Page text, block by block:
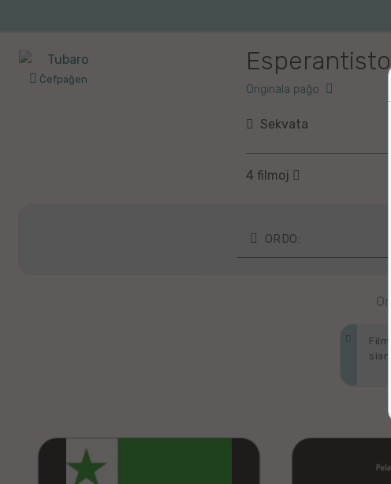
enhavo
Ĉefpaĝen
Originala paĝo
Sekvata
4 filmoj
ORDO:
Plej spektitaj